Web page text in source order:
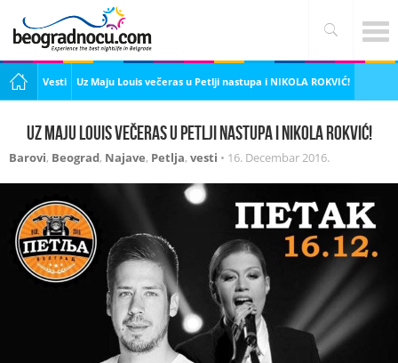
Vesti Uz Maju Louis večeras u Petlji nastupa i NIKOLA ROKVIĆ!
Uz Maju Louis večeras u Petlji nastupa i NIKOLA ROKVIĆ!
Barovi, Beograd, Najave, Petlja, vesti • 16. Decembar 2016.